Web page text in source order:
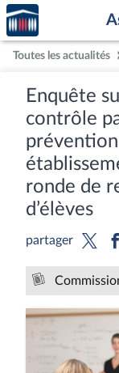
Aller au contenu
Aller en bas de la
Accèder
à la
page
d'accueil
Toutes les actualités
Enquête
contrôle
prévention
ronde de
d’élèves
partager